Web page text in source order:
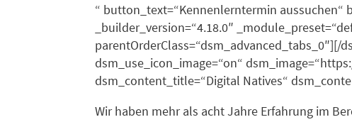
“ button_text=“Kennenlerntermin
_builder_version=“4.18.0″
dsm_use_icon_image=“on“
dsm_content_title=“Digital Natives“
Wir haben mehr als acht Jahre Erfahrung im